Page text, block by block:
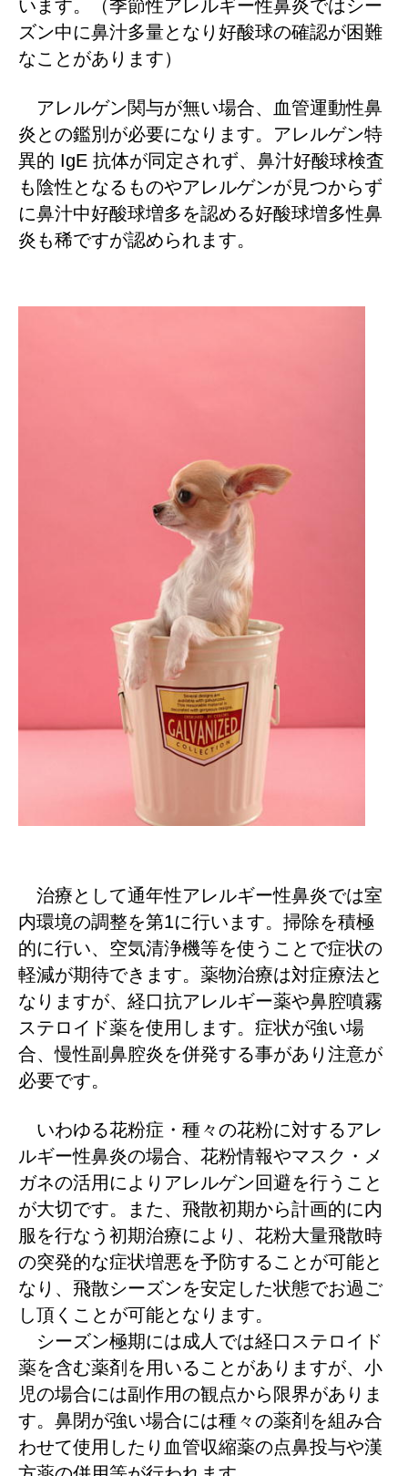
います。
（季節性アレルギー性鼻炎ではシー
ズン中に鼻汁多量となり好酸球の確認が困難
なことがあります）
アレルゲン関与が無い場合、血管運動性鼻
炎との鑑別が必要になります。 アレルゲン特
異的 IgE 抗体が同定されず、鼻汁好酸球検査
も陰性となるものやアレルゲンが見つからず
に鼻汁中好酸球増多を認める好酸球増多性鼻
炎も稀ですが認められます。
治療として通年性アレルギー性鼻炎では室
内環境の調整を第1に行います。掃除を積極
的に行い、空気清浄機等を使うことで症状の
軽減が期待できます。薬物治療は対症療法と
なりますが、経口抗アレルギー薬や鼻腔噴霧
ステロイド薬を使用します。 症状が強い場
合、慢性副鼻腔炎を併発する事があり注意が
必要です。
いわゆる花粉症・種々の花粉に対するアレ
ルギー性鼻炎の場合、花粉情報やマスク・メ
ガネの活用によりアレルゲン回避を行うこと
が大切です。また、飛散初期から計画的に内
服を行なう初期治療により、花粉大量飛散時
の突発的な症状増悪を予防することが可能と
なり、飛散シーズンを安定した状態でお過ご
し頂くことが可能となります。
シーズン極期には成人では経口ステロイド
薬を含む薬剤を用いることがありますが、小
児の場合には副作用の観点から限界がありま
す。鼻閉が強い場合には種々の薬剤を組み合
わせて使用したり血管収縮薬の点鼻投与や漢